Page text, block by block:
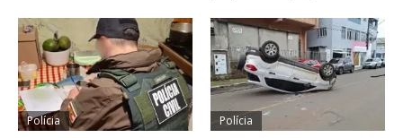
Polícia Polícia